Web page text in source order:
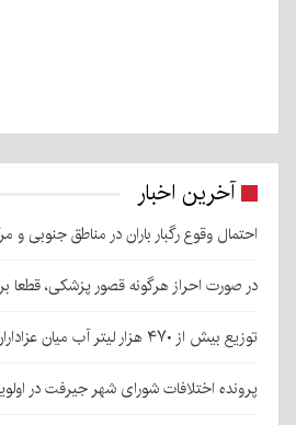
آخرین اخبار
احتمال وقوع رگبار باران در مناطق جنوبی و
در صورت احراز هرگونه قصور پزشکی، قطعا
توزیع بیش از ۴۷۰ هزار لیتر آب میان عزاداران جامانده اربعین در کرمان
پرونده اختلافات شورای شهر جیرفت در